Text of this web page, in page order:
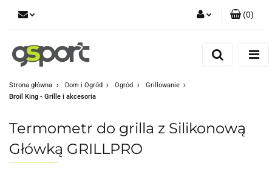
Dodaj zgłoszenie
(0)
Strona główna Dom i Ogród Ogród
Grillowanie
Broil King - Grille i akcesoria
Termometr do grilla z Silikonową
Główką GRILLPRO